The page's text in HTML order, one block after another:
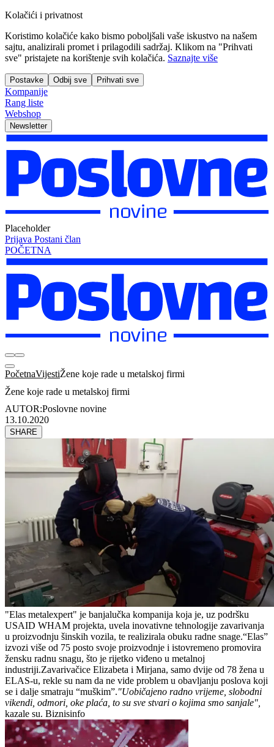
Kolačići i privatnost
Koristimo kolačiće kako bismo poboljšali vaše iskustvo na našem
sajtu, analizirali promet i prilagodili sadržaj. Klikom na "Prihvati
sve" pristajete na korištenje svih kolačića. Saznajte više
Postavke Odbij sve Prihvati sve
Kompanije
Rang liste
Webshop
Newsletter
Placeholder
Prijava Postani član
POČETNA
PočetnaVijestiŽene koje rade u metalskoj firmi
Žene koje rade u metalskoj firmi
AUTOR:Poslovne novine
13.10.2020
SHARE
"Elas metalexpert" je banjalučka kompanija koja je, uz podršku
USAID WHAM projekta, uvela inovativne tehnologije zavarivanja
u proizvodnju šinskih vozila, te realizirala obuku radne snage.“Elas”
izvozi više od 75 posto svoje proizvodnje i istovremeno promovira
žensku radnu snagu, što je rijetko viđeno u metalnoj
industriji.Zavarivačice Elizabeta i Mirjana, samo dvije od 78 žena u
ELAS-u, rekle su nam da ne vide problem u obavljanju poslova koji
se i dalje smatraju “muškim”."Uobičajeno radno vrijeme, slobodni
vikendi, odmori, oke plaća, to su sve stvari o kojima smo sanjale",
kazale su. Biznisinfo